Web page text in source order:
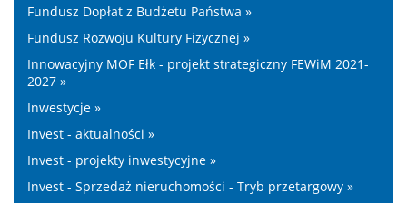
Fundusz Dopłat z Budżetu Państwa »
Fundusz Rozwoju Kultury Fizycznej »
Innowacyjny MOF Ełk - projekt strategiczny FEWiM 2021-
2027 »
Inwestycje »
Invest - aktualności »
Invest - projekty inwestycyjne »
Invest - Sprzedaż nieruchomości - Tryb przetargowy »